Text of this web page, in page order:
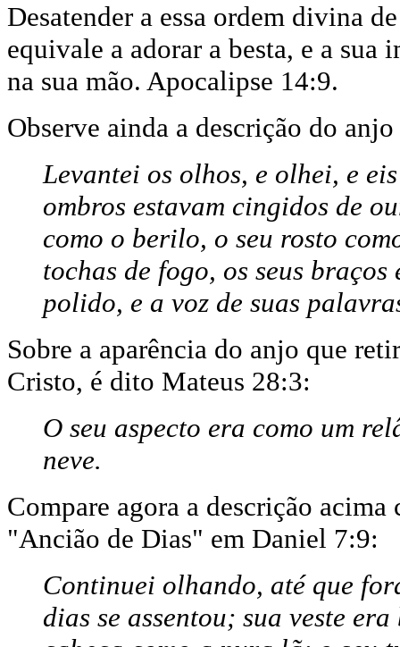
Desatender a essa ordem divina
equivale a adorar a besta, e a sua
na sua mão. Apocalipse 14:9.
Observe ainda a descrição do
Levantei os olhos, e olhei, e
ombros estavam cingidos de
como o berilo, o seu rosto
tochas de fogo, os seus
polido, e a voz de suas
Sobre a aparência do anjo que
Cristo, é dito Mateus 28:3:
O seu aspecto era como um
neve.
Compare agora a descrição
"Ancião de Dias" em Daniel 7:9:
Continuei olhando, até que
dias se assentou; sua veste